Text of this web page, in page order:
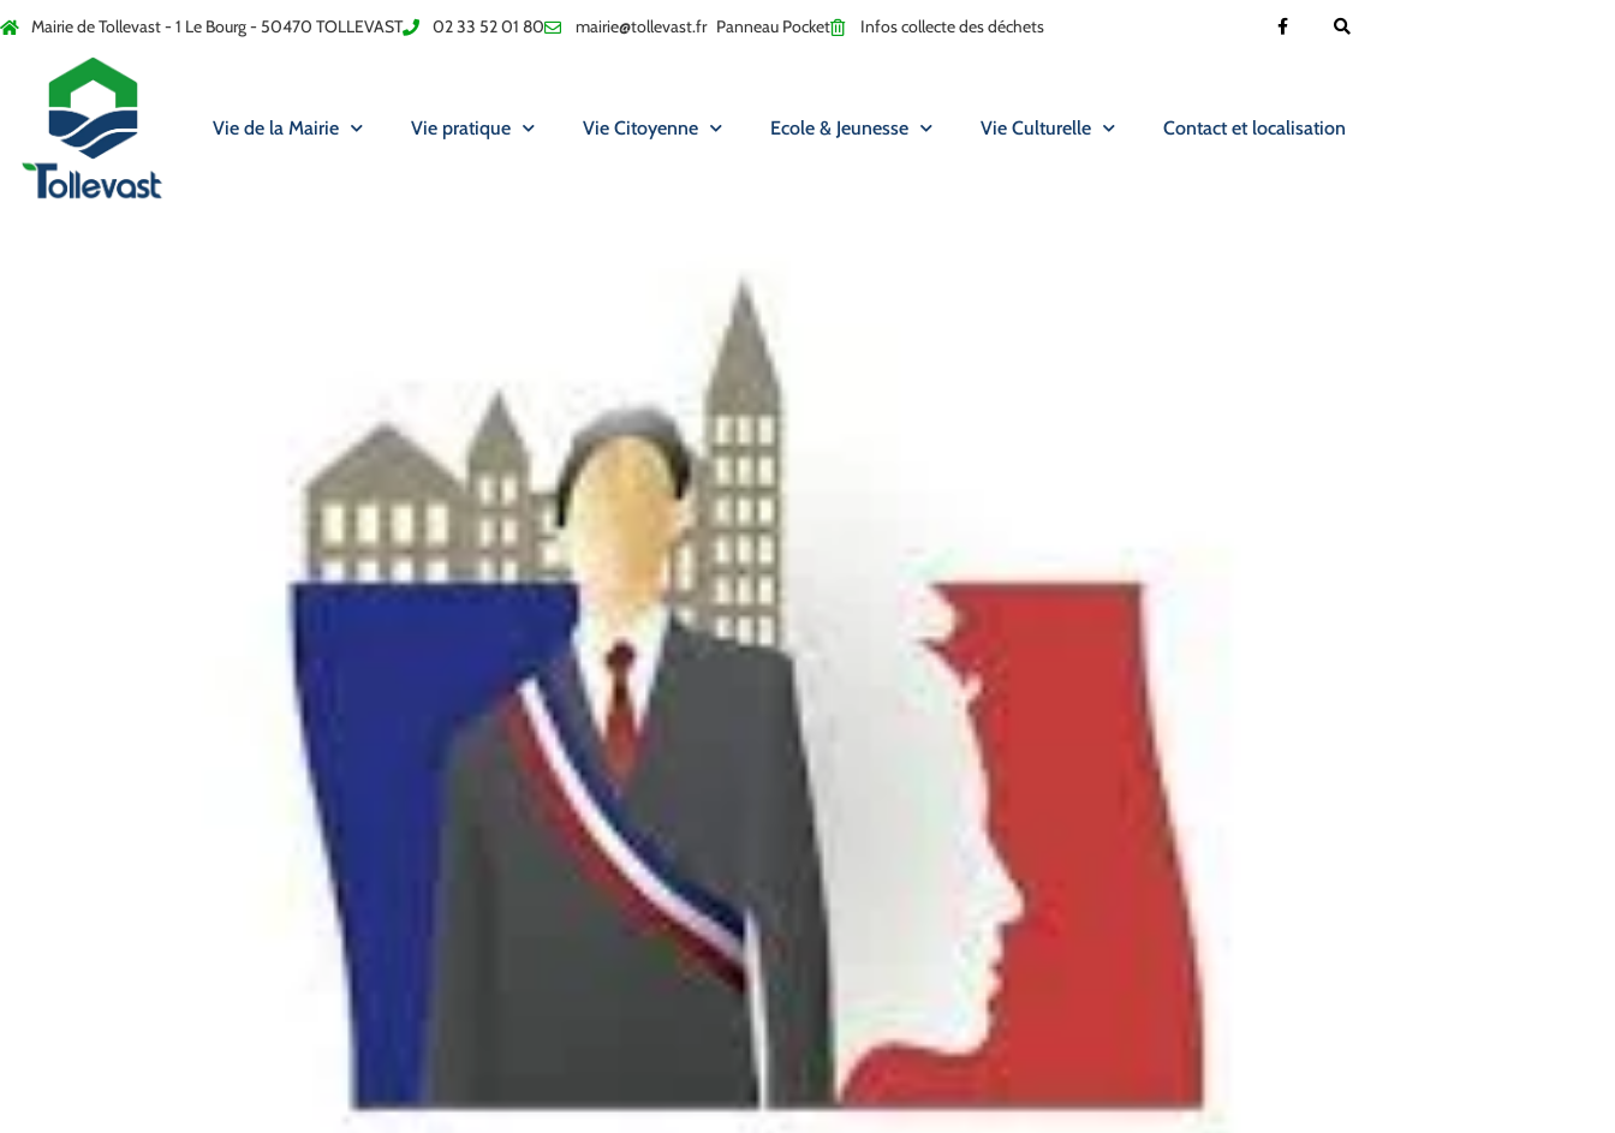
Mairie de Tollevast - 1 Le Bourg - 50470 TOLLEVAST 02 33 52 01 80 mairie@tollevast.fr Panneau Pocket Infos collecte des déchets
Vie de la Mairie Vie pratique Vie Citoyenne Ecole & Jeunesse Vie Culturelle Contact et localisation